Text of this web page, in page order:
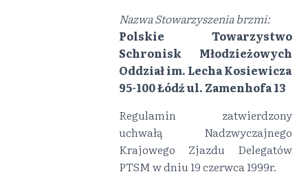
Nazwa Stowarzyszenia brzmi:
Polskie Towarzystwo
Schronisk Młodzieżowych
Oddział im. Lecha Kosiewicza
95-100 Łódź ul. Zamenhofa 13
Regulamin zatwierdzony
uchwałą Nadzwyczajnego
Krajowego Zjazdu Delegatów
PTSM w dniu 19 czerwca 1999r.